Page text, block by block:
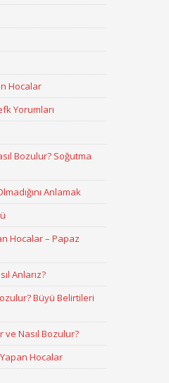
Hocalar
Yorumları
Bozulur? Soğutma
Anlamak
Hocalar – Papaz
Anlarız?
Büyü Belirtileri
Nasıl Bozulur?
Yapan Hocalar